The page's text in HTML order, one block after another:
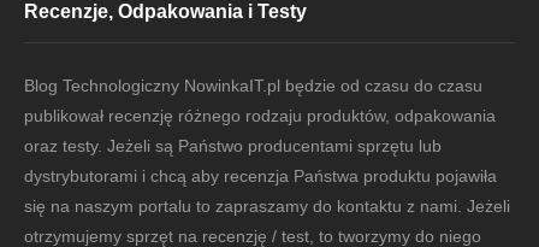
Recenzje, Odpakowania i Testy
Blog Technologiczny NowinkaIT.pl będzie od czasu do czasu
publikował recenzję różnego rodzaju produktów, odpakowania
oraz testy. Jeżeli są Państwo producentami sprzętu lub
dystrybutorami i chcą aby recenzja Państwa produktu pojawiła
się na naszym portalu to zapraszamy do kontaktu z nami. Jeżeli
otrzymujemy sprzęt na recenzję / test, to tworzymy do niego